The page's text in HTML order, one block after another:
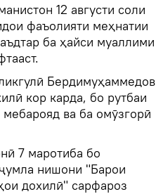
12 августи соли
фаъолияти меҳнатии
ба ҳайси муаллими
Бердимуҳаммедов
кор карда, бо рутбаи
ва ба омӯзгорӣ
7 маротиба бо
нишони "Барои
дохилӣ" сарфароз